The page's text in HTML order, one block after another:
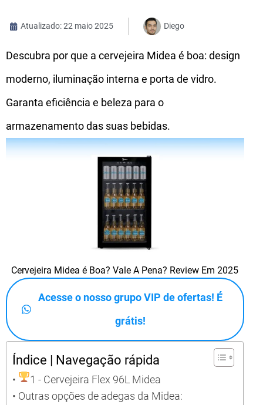
Atualizado: 22 maio 2025 Diego
Descubra por que a cervejeira Midea é boa: design
moderno, iluminação interna e porta de vidro.
Garanta eficiência e beleza para o
armazenamento das suas bebidas.
Cervejeira Midea é Boa? Vale A Pena? Review Em 2025
Acesse o nosso grupo VIP de ofertas! É
grátis!
Índice | Navegação rápida
1 - Cervejeira Flex 96L Midea
Outras opções de adegas da Midea: